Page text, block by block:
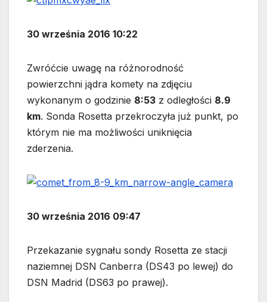
30 września 2016 10:22
Zwróćcie uwagę na różnorodność
powierzchni jądra komety na zdjęciu
wykonanym o godzinie 8:53 z odległości 8.9
km. Sonda Rosetta przekroczyła już punkt, po
którym nie ma możliwości uniknięcia
zderzenia.
30 września 2016 09:47
Przekazanie sygnału sondy Rosetta ze stacji
naziemnej DSN Canberra (DS43 po lewej) do
DSN Madrid (DS63 po prawej).